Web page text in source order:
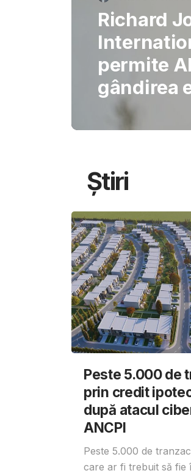
Gabriel Barliga
Oana
pentru
Știri
Peste 5.000 de
prin credit
după atacul
ANCPI
Peste 5.000 de
care ar fi trebuit să fie